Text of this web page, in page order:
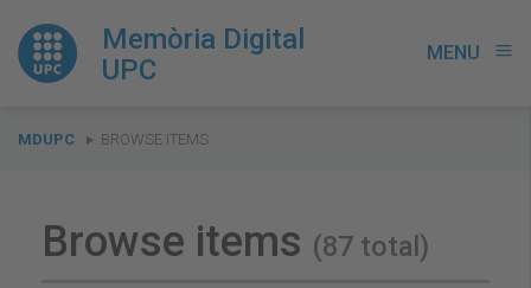
Memòria Digital
UPC
MENU menu
You
MDUPC BROWSE ITEMS
Browse items (87 total)